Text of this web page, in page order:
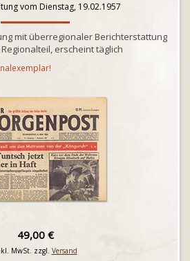
vom Dienstag, 19.02.1957
mit überregionaler Berichterstattung
erscheint täglich
49,00 €
MwSt. zzgl. Versand